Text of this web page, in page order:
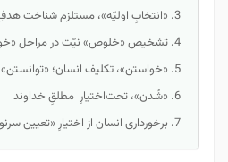
«انتخابِ اولیّه»، مستلزم شناخت
تشخیص «خلوص» نیّت در مراحل
«خواستن»، تکلیف انسان؛
«شُدن»، تحت‌اختیارِ مطلقِ خداوند
برخورداری انسان از اختیارِ «تعیین